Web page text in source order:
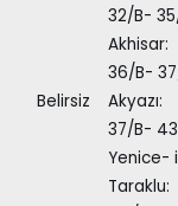
Belirsiz
32/B-
Akhisar:
36/B-
Akyazı:
37/B-
Yenice- i
Taraklu: